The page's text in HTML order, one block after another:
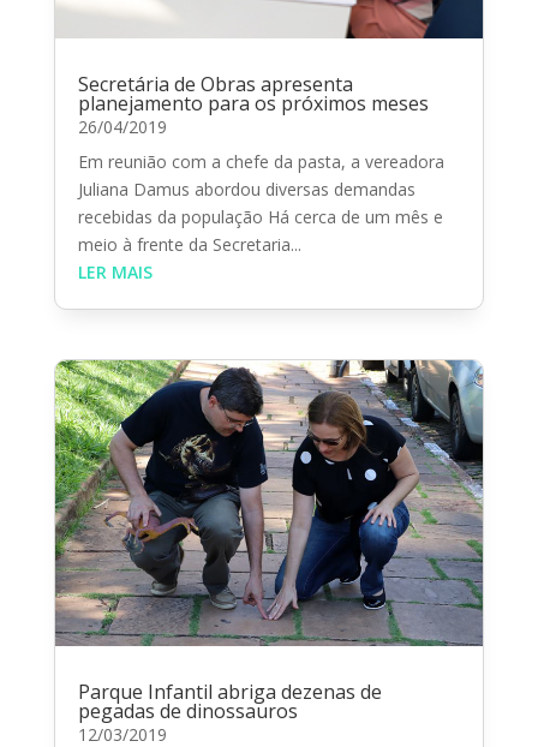
Secretária de Obras apresenta
planejamento para os próximos meses
26/04/2019
Em reunião com a chefe da pasta, a vereadora
Juliana Damus abordou diversas demandas
recebidas da população Há cerca de um mês e
meio à frente da Secretaria...
LER MAIS
Parque Infantil abriga dezenas de
pegadas de dinossauros
12/03/2019